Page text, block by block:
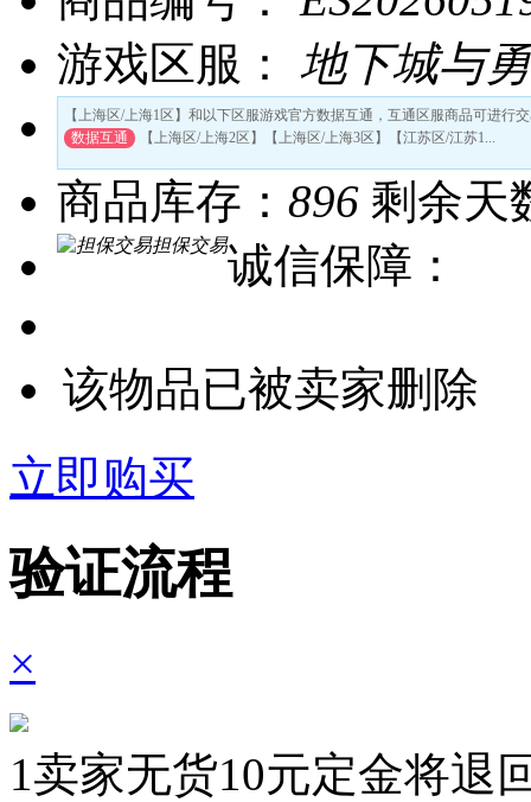
游戏区服：
地下城与
【上海区/上海1区】和以下区服游戏官方数据互通，互通区服商品可进行
数据互通
【上海区/上海2区】【上海区/上海3区】【江苏区/江苏1...
商品库存： 896 剩余天
诚信保障：
担保交易
该物品已被卖家删除
立即购买
验证流程
×
1卖家无货10元定金将退